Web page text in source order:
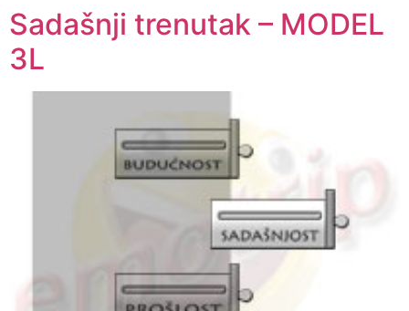
Sadašnji trenutak – MODEL
3L